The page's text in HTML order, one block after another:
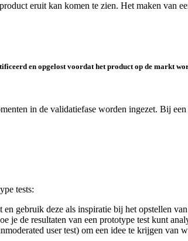
eruit kan komen te zien. Het maken van
en opgelostvoordat het product op de markt
in de validatiefase worden ingezet. Bij
tests:
gebruik deze als inspiratie bij het opstellen
je de resultaten van een prototype test kunt
user test) om een idee te krijgen van